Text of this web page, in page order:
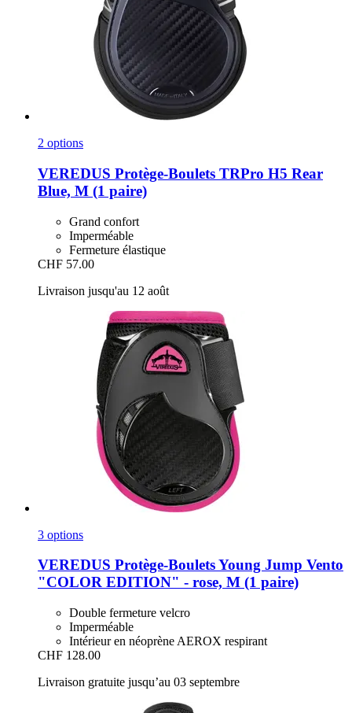
2 options
VEREDUS Protège-​Boulets TRPro H5 Rear
Blue, M (1 paire)
Grand confort
Imperméable
Fermeture élastique
CHF 57.00
Livraison jusqu'au 12 août
3 options
VEREDUS Protège-​Boulets Young Jump Vento
"COLOR EDITION" -​ rose, M (1 paire)
Double fermeture velcro
Imperméable
Intérieur en néoprène AEROX respirant
CHF 128.00
Livraison gratuite jusqu’au 03 septembre